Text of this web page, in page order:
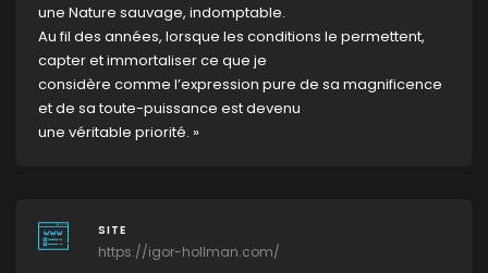
une Nature sauvage, indomptable.
Au fil des années, lorsque les conditions le permettent,
capter et immortaliser ce que je
considère comme l’expression pure de sa magnificence
et de sa toute-puissance est devenu
une véritable priorité. »
SITE
https://igor-hollman.com/